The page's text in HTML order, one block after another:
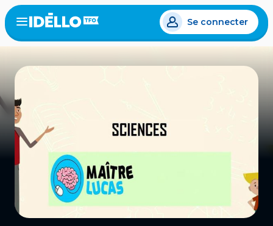
Aller
au
contenu
principal
Open
menu
Se connecter